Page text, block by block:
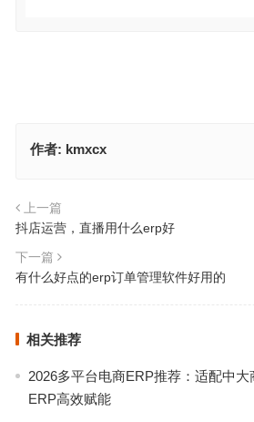
作者: kmxcx
上一篇
抖店运营，直播用什么erp好
下一篇
有什么好点的erp订单管理软件好用的
相关推荐
2026多平台电商ERP推荐：适配中
ERP高效赋能